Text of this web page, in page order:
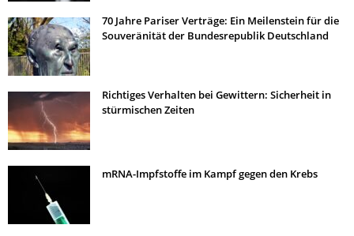
70 Jahre Pariser Verträge: Ein Meilenstein für die
Souveränität der Bundesrepublik Deutschland
Richtiges Verhalten bei Gewittern: Sicherheit in
stürmischen Zeiten
mRNA-Impfstoffe im Kampf gegen den Krebs